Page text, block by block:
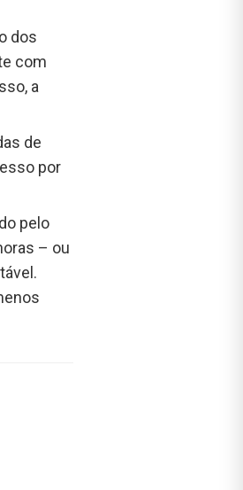
dos
com
a
de
por
pelo
– ou